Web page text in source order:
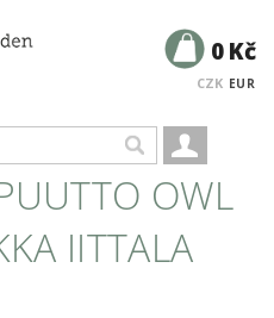
CZK EUR
0 Kč
OWL
IITTALA